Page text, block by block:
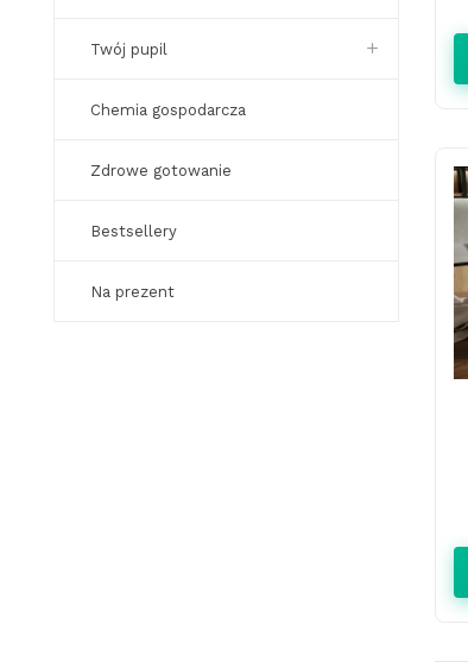
Twój pupil
Chemia gospodarcza
Zdrowe gotowanie
Bestsellery
Na prezent